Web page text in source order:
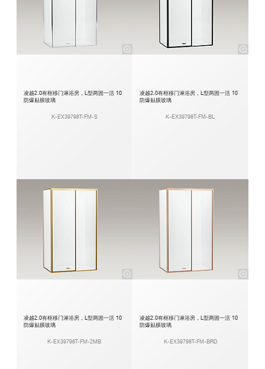
凌越2.0有框移门淋浴房，L型两固一活 10
防爆贴膜玻璃
K-EX39798T-FM-S
凌越2.0有框移门淋浴房，L型两固一活 10
防爆贴膜玻璃
K-EX39798T-FM-BL
凌越2.0有框移门淋浴房，L型两固一活 10
防爆贴膜玻璃
K-EX39798T-FM-2MB
凌越2.0有框移门淋浴房，L型两固一活 10
防爆贴膜玻璃
K-EX39798T-FM-BRD